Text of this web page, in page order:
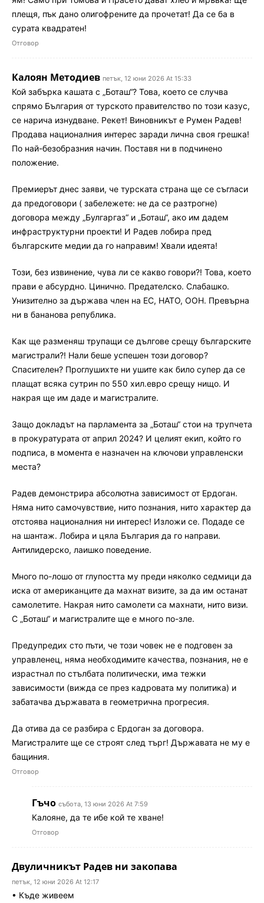
плещя, пък дано олигофрените да прочетат! Да се ба в
сурата квадратен!
Отговор
Калоян Методиев петък, 12 юни 2026 At 15:33
Кой забърка кашата с „Боташ“? Това, което се случва
спрямо България от турското правителство по този казус,
се нарича изнудване. Рекет! Виновникът е Румен Радев!
Продава националния интерес заради лична своя грешка!
По най-безобразния начин. Поставя ни в подчинено
положение.
Премиерът днес заяви, че турската страна ще се съгласи
да предоговори ( забележете: не да се разтрогне)
договора между „Булгаргаз“ и „Боташ“, ако им дадем
инфраструктурни проекти! И Радев лобира пред
българските медии да го направим! Хвали идеята!
Този, без извинение, чува ли се какво говори?! Това, което
прави е абсурдно. Цинично. Предателско. Слабашко.
Унизително за държава член на ЕС, НАТО, ООН. Превърна
ни в бананова република.
Как ще разменяш трупащи се дългове срещу българските
магистрали?! Нали беше успешен този договор?
Спасителен? Проглушихте ни ушите как било супер да се
плащат всяка сутрин по 550 хил.евро срещу нищо. И
накрая ще им даде и магистралите.
Защо докладът на парламента за „Боташ“ стои на трупчета
в прокуратурата от април 2024? И целият екип, който го
подписа, в момента е назначен на ключови управленски
места?
Радев демонстрира абсолютна зависимост от Ердоган.
Няма нито самочувствие, нито познания, нито характер да
отстоява националния ни интерес! Изложи се. Подаде се
на шантаж. Лобира и цяла България да го направи.
Антилидерско, лаишко поведение.
Много по-лошо от глупостта му преди няколко седмици да
иска от американците да махнат визите, за да им останат
самолетите. Накрая нито самолети са махнати, нито визи.
С „Боташ“ и магистралите ще е много по-зле.
Предупредих сто пъти, че този човек не е подговен за
управленец, няма необходимите качества, познания, не е
израстнал по стълбата политически, има тежки
зависимости (вижда се през кадровата му политика) и
забатачва държавата в геометрична прогресия.
Да отива да се разбира с Ердоган за договора.
Магистралите ще се строят след търг! Държавата не му е
бащиния.
Отговор
Гъчо събота, 13 юни 2026 At 7:59
Калояне, да те ибе кой те хване!
Отговор
Двуличникът Радев ни закопава
петък, 12 юни 2026 At 12:17
• Къде живеем